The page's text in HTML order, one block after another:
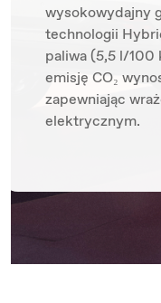
wysokowydajny
technologii
paliwa (5,5 l/100
emisję CO₂
zapewniając
elektrycznym.